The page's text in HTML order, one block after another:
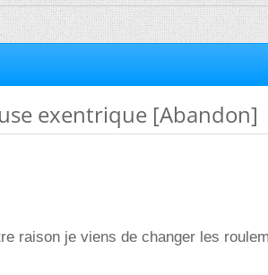
exentrique [Abandon]
raison je viens de changer les